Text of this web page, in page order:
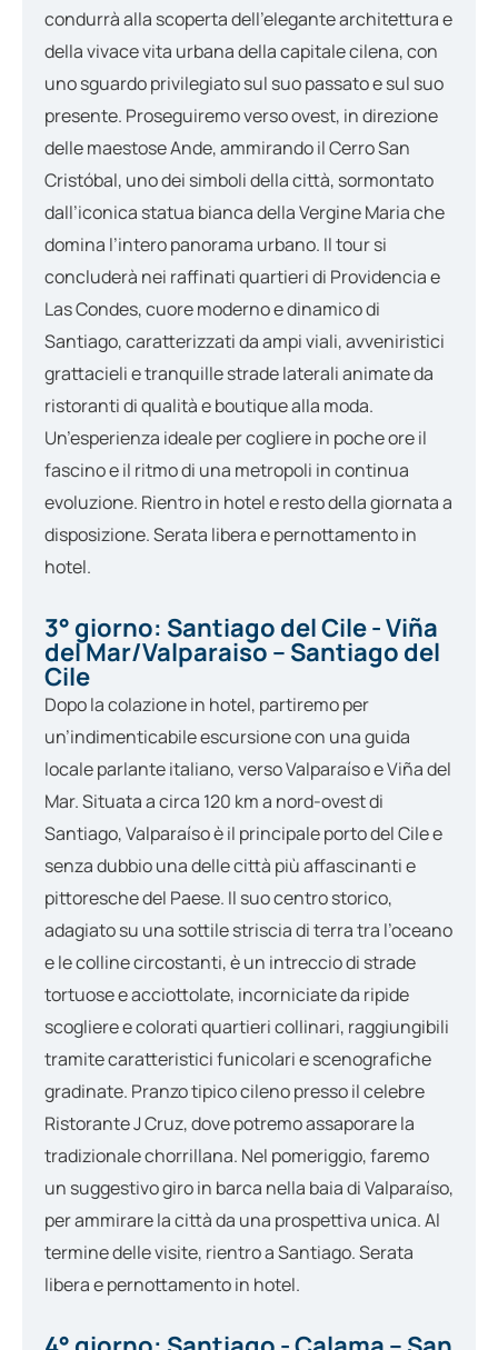
condurrà alla scoperta dell’elegante architettura e
della vivace vita urbana della capitale cilena, con
uno sguardo privilegiato sul suo passato e sul suo
presente. Proseguiremo verso ovest, in direzione
delle maestose Ande, ammirando il Cerro San
Cristóbal, uno dei simboli della città, sormontato
dall’iconica statua bianca della Vergine Maria che
domina l’intero panorama urbano. Il tour si
concluderà nei raffinati quartieri di Providencia e
Las Condes, cuore moderno e dinamico di
Santiago, caratterizzati da ampi viali, avveniristici
grattacieli e tranquille strade laterali animate da
ristoranti di qualità e boutique alla moda.
Un’esperienza ideale per cogliere in poche ore il
fascino e il ritmo di una metropoli in continua
evoluzione. Rientro in hotel e resto della giornata a
disposizione. Serata libera e pernottamento in
hotel.
3° giorno: Santiago del Cile - Viña
del Mar/Valparaiso – Santiago del
Cile
Dopo la colazione in hotel, partiremo per
un’indimenticabile escursione con una guida
locale parlante italiano, verso Valparaíso e Viña del
Mar. Situata a circa 120 km a nord-ovest di
Santiago, Valparaíso è il principale porto del Cile e
senza dubbio una delle città più affascinanti e
pittoresche del Paese. Il suo centro storico,
adagiato su una sottile striscia di terra tra l’oceano
e le colline circostanti, è un intreccio di strade
tortuose e acciottolate, incorniciate da ripide
scogliere e colorati quartieri collinari, raggiungibili
tramite caratteristici funicolari e scenografiche
gradinate. Pranzo tipico cileno presso il celebre
Ristorante J Cruz, dove potremo assaporare la
tradizionale chorrillana. Nel pomeriggio, faremo
un suggestivo giro in barca nella baia di Valparaíso,
per ammirare la città da una prospettiva unica. Al
termine delle visite, rientro a Santiago. Serata
libera e pernottamento in hotel.